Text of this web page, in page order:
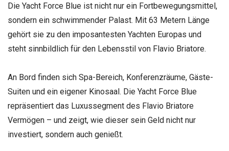
Die Yacht Force Blue ist nicht nur ein Fortbewegungsmittel,
sondern ein schwimmender Palast. Mit 63 Metern Länge
gehört sie zu den imposantesten Yachten Europas und
steht sinnbildlich für den Lebensstil von Flavio Briatore.
An Bord finden sich Spa-Bereich, Konferenzräume, Gäste-
Suiten und ein eigener Kinosaal. Die Yacht Force Blue
repräsentiert das Luxussegment des Flavio Briatore
Vermögen – und zeigt, wie dieser sein Geld nicht nur
investiert, sondern auch genießt.